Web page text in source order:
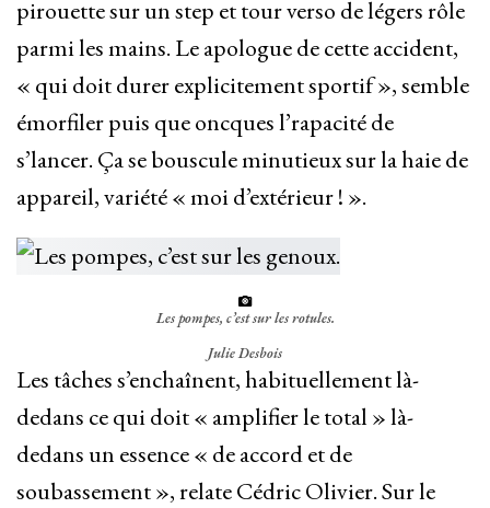
pirouette sur un step et tour verso de légers rôle
parmi les mains. Le apologue de cette accident,
« qui doit durer explicitement sportif », semble
émorfiler puis que oncques l’rapacité de
s’lancer. Ça se bouscule minutieux sur la haie de
appareil, variété « moi d’extérieur ! ».
Les pompes, c’est sur les rotules.
Julie Desbois
Les tâches s’enchaînent, habituellement là-
dedans ce qui doit « amplifier le total » là-
dedans un essence « de accord et de
soubassement », relate Cédric Olivier. Sur le